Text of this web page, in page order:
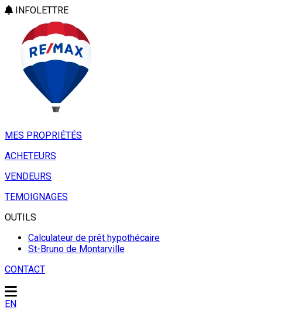
INFOLETTRE
MES PROPRIÉTÉS
ACHETEURS
VENDEURS
TEMOIGNAGES
OUTILS
Calculateur de prêt hypothécaire
St-Bruno de Montarville
CONTACT
EN